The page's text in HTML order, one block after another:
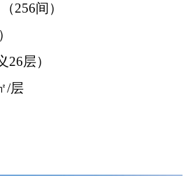
256间）
26层）
/层